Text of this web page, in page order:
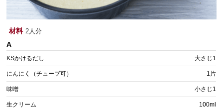
材料 2人分
A
KSかけるだし 大さじ1
にんにく（チューブ可） 1片
味噌 小さじ1
生クリーム 100ml